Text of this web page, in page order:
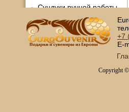
Сундуки ручной работы
Статуэтки и скульптуры
Вазы декоративные
Часы интерьерные
аксессуары из бронзы
+7
E-
Copyright